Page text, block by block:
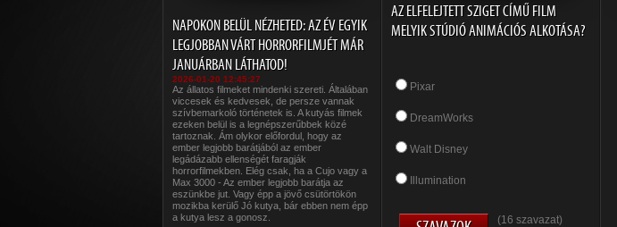
NAPOKON BELÜL NÉZHETED: AZ ÉV EGYIK
LEGJOBBAN VÁRT HORRORFILMJÉT MÁR
JANUÁRBAN LÁTHATOD!
2026-01-20 12:45:27
Az állatos filmeket mindenki szereti. Általában
viccesek és kedvesek, de persze vannak
szívbemarkoló történetek is. A kutyás filmek
ezeken belül is a legnépszerűbbek közé
tartoznak. Ám olykor előfordul, hogy az
ember legjobb barátjából az ember
legádázabb ellenségét faragják
horrorfilmekben. Elég csak, ha a Cujo vagy a
Max 3000 - Az ember legjobb barátja az
eszünkbe jut. Vagy épp a jövő csütörtökön
mozikba kerülő Jó kutya, bár ebben nem épp
a kutya lesz a gonosz.
AZ ELFELEJTETT SZIGET CÍMŰ FILM
MELYIK STÚDIÓ ANIMÁCIÓS ALKOTÁSA?
Pixar
DreamWorks
Walt Disney
Illumination
(16 szavazat)